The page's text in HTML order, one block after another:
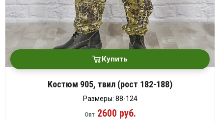
Купить
Костюм 905, твил (рост 182-188)
Размеры: 88-124
Опт2600 руб.